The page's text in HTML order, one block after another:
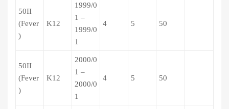
50II
(Fever
)
K12
1999/0
1 –
1999/0
1
4 5 50
50II
(Fever
)
K12
2000/0
1 –
2000/0
1
4 5 50